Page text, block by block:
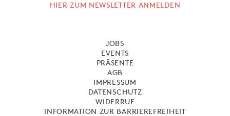
HIER ZUM NEWSLETTER ANMELDEN
JOBS
EVENTS
PRÄSENTE
AGB
IMPRESSUM
DATENSCHUTZ
WIDERRUF
INFORMATION ZUR BARRIEREFREIHEIT